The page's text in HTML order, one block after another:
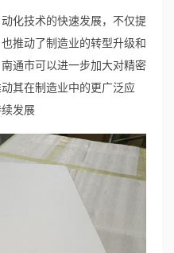
化技术的快速发展，不仅提
推动了制造业的转型升级和
通市可以进一步加大对精密
其在制造业中的更广泛应
发展